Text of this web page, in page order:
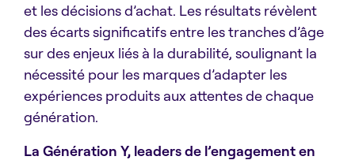
et les décisions d’achat. Les résultats révèlent
des écarts significatifs entre les tranches d’âge
sur des enjeux liés à la durabilité, soulignant la
nécessité pour les marques d’adapter les
expériences produits aux attentes de chaque
génération.
La Génération Y, leaders de l’engagement en